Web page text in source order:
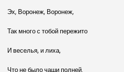
Эх, Воронеж, Воронеж,
Так много с тобой пережито
И веселья, и лиха,
Что не было чаши полней.